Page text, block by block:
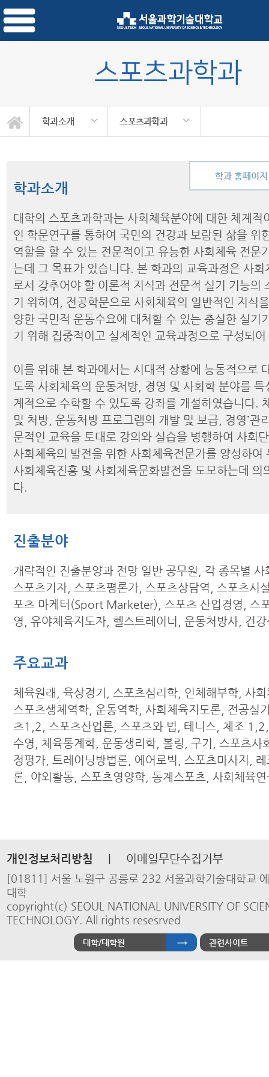
스포츠과학과
학과소개 스포츠과학과
학과 홈페이
학과소개
대학의 스포츠과학과는 사회체육분야에 대한 체계적
인 학문연구를 통하여 국민의 건강과 보람된 삶을 위
역할을 할 수 있는 전문적이고 유능한 사회체육 전문
는데 그 목표가 있습니다. 본 학과의 교육과정은 사회
로서 갖추어야 할 이론적 지식과 전문적 실기 기능의
기 위하여, 전공학문으로 사회체육의 일반적인 지식
양한 국민적 운동수요에 대처할 수 있는 충실한 실기
기 위해 집중적이고 실제적인 교육과정으로 구성되
이를 위해 본 학과에서는 시대적 상황에 능동적으로
도록 사회체육의 운동처방, 경영 및 사회학 분야를 특
계적으로 수학할 수 있도록 강좌를 개설하였습니다.
및 처방, 운동처방 프로그램의 개발 및 보급, 경영˙관
문적인 교육을 토대로 강의와 실습을 병행하여 사회
사회체육의 발전을 위한 사회체육전문가를 양성하여
사회체육진흥 및 사회체육문화발전을 도모하는데 의
다.
진출분야
개략적인 진출분양과 전망 일반 공무원, 각 종목별 사
스포츠기자, 스포츠평론가, 스포츠상담역, 스포츠시
포츠 마케터(Sport Marketer), 스포츠 산업경영, 스
영, 유야체육지도자, 헬스트레이너, 운동처방사, 건
주요교과
체육원래, 육상경기, 스포츠심리학, 인체해부학, 사
스포츠생체역학, 운동역학, 사회체육지도론, 전공실
츠1,2, 스포츠산업론, 스포츠와 법, 테니스, 체조
수영, 체육통계학, 운동생리학, 볼링, 구기, 스포츠사
정평가, 트레이닝방법론, 에어로빅, 스포츠마사지,
론, 야외활동, 스포츠영양학, 동계스포츠, 사회체육연
개인정보처리방침 이메일무단수집거부
[01811] 서울 노원구 공릉로 232 서울과학기술대학교
대학
copyright(c) SEOUL NATIONAL UNIVERSITY OF
TECHNOLOGY. All rights resesrved
대학/대학원 관련사이트